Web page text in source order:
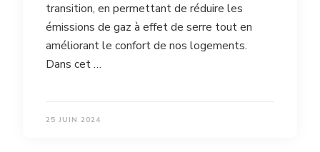
transition, en permettant de réduire les
émissions de gaz à effet de serre tout en
améliorant le confort de nos logements.
Dans cet …
25 JUIN 2024